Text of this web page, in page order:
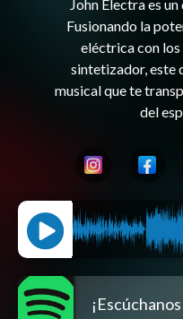
John Electra es
Fusionando la
eléctrica con
sintetizador, este
musical que te